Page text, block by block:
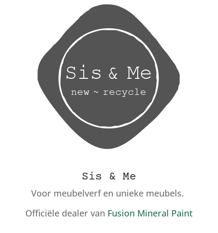
Sis & Me
Voor meubelverf en unieke meubels.
Officiële dealer van Fusion Mineral Paint